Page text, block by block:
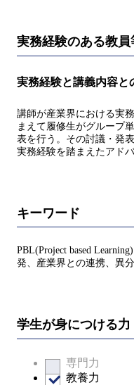
実務経験のある教
実務経験と講義内容と
講師が産業界における実
まえて履修生がグループ
表を行う。その討議・発
実務経験を踏まえたアド
キーワード
PBL(Project based
発、産業界との連携、異
学生が身につける力
専門力
教養力